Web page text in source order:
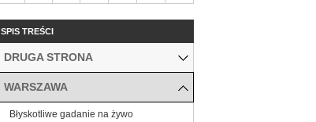
SPIS TREŚCI
DRUGA STRONA
WARSZAWA
Błyskotliwe gadanie na żywo